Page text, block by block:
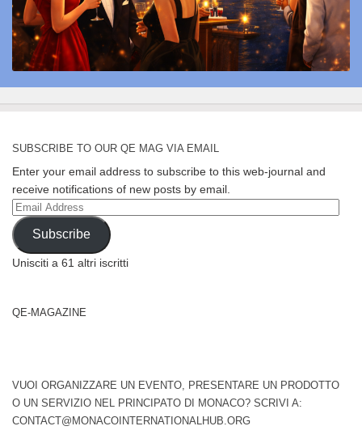
SUBSCRIBE TO OUR QE MAG VIA EMAIL
Enter your email address to subscribe to this web-journal and
receive notifications of new posts by email.
Email
Address
Subscribe
Unisciti a 61 altri iscritti
QE-MAGAZINE
VUOI ORGANIZZARE UN EVENTO, PRESENTARE UN PRODOTTO
O UN SERVIZIO NEL PRINCIPATO DI MONACO? SCRIVI A:
CONTACT@MONACOINTERNATIONALHUB.ORG